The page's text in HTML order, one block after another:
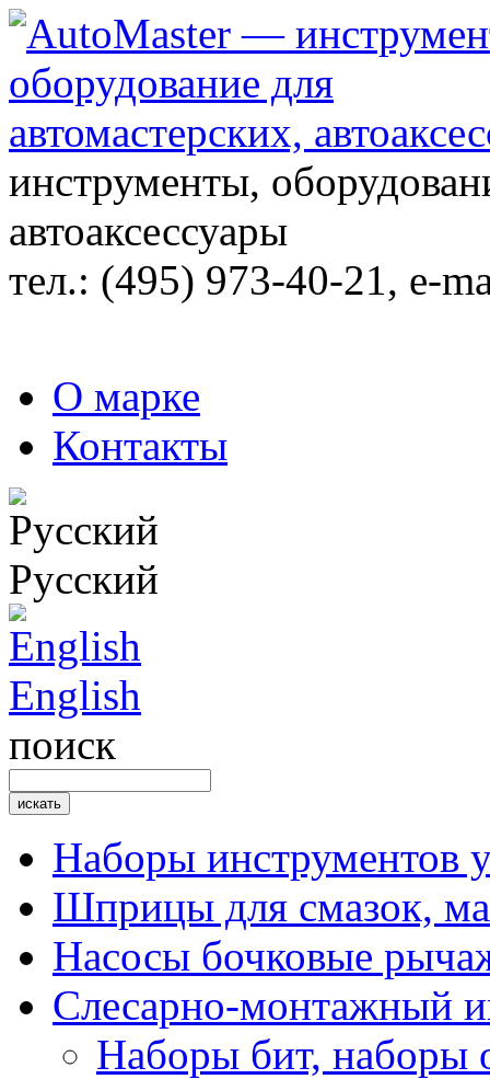
инструменты,
автоаксессуары
тел.: (495) 973-40-21, e-
О марке
Контакты
Русский
English
поиск
Наборы инструментов
Шприцы для смазок,
Насосы бочковые
Слесарно-монтажный
Наборы бит, наборы